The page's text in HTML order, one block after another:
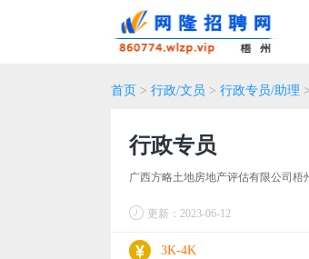
首页 > 行政/文员 > 行政专员/助理
行政专员
广西方略土地房地产评估有限公司梧
更新：2023-06-12
3K-4K